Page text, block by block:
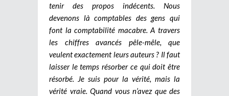
tenir des propos indécents. Nous
devenons là comptables des gens qui
font la comptabilité macabre. A travers
les chiffres avancés pêle-mêle, que
veulent exactement leurs auteurs ? Il faut
laisser le temps résorber ce qui doit être
résorbé. Je suis pour la vérité, mais la
vérité vraie. Quand vous n’avez que des